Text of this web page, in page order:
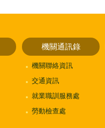
機關通訊錄
機關聯絡資訊
交通資訊
就業職訓服務處
勞動檢查處